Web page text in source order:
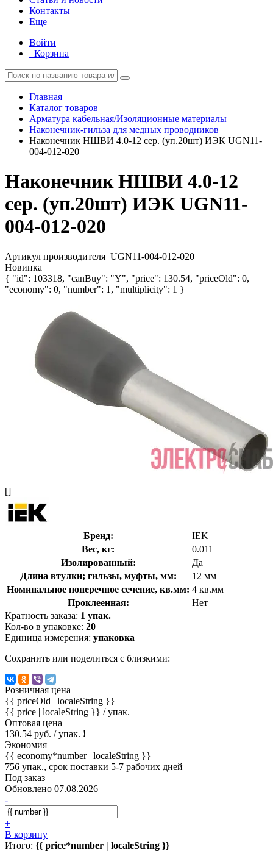
Контакты
Еще
Войти
Корзина
Главная
Каталог товаров
Арматура кабельная/Изоляционные материалы
Наконечник-гильза для медных проводников
Наконечник НШВИ 4.0-12 сер. (уп.20шт) ИЭК UGN11-
004-012-020
Наконечник НШВИ 4.0-12
сер. (уп.20шт) ИЭК UGN11-
004-012-020
Артикул производителя UGN11-004-012-020
Новинка
{ "id": 103318, "canBuy": "Y", "price": 130.54, "priceOld": 0,
"economy": 0, "number": 1, "multiplicity": 1 }
[]
Бренд:
IEK
Вес, кг:
0.011
Изолированный:
Да
Длина втулки; гильзы, муфты, мм:
12 мм
Номинальное поперечное сечение, кв.мм: 4 кв.мм
Проклеенная:
Нет
Кратность заказа: 1 упак.
Кол-во в упаковке: 20
Единица измерения: упаковка
Сохранить или поделиться с близкими:
Розничная цена
{{ priceOld | localeString }}
{{ price | localeString }} / упак.
Оптовая цена
130.54 руб. / упак. !
Экономия
{{ economy*number | localeString }}
756 упак., срок поставки 5-7 рабочих дней
Под заказ
Обновлено 07.08.2026
-
+
В корзину
Итого: {{ price*number | localeString }}